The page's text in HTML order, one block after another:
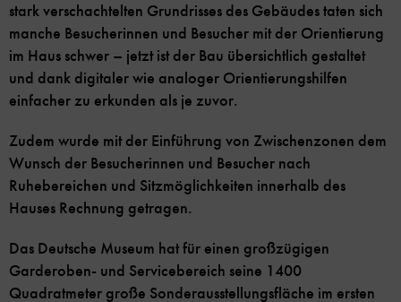
stark verschachtelten Grundrisses des Gebäudes taten sich
manche Besucherinnen und Besucher mit der Orientierung
im Haus schwer – jetzt ist der Bau übersichtlich gestaltet
und dank digitaler wie analoger Orientierungshilfen
einfacher zu erkunden als je zuvor.
Zudem wurde mit der Einführung von Zwischenzonen dem
Wunsch der Besucherinnen und Besucher nach
Ruhebereichen und Sitzmöglichkeiten innerhalb des
Hauses Rechnung getragen.
Das Deutsche Museum hat für einen großzügigen
Garderoben- und Servicebereich seine 1400
Quadratmeter große Sonderausstellungsfläche im ersten